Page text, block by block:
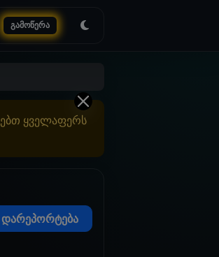
გამოწერა
ყველაფერს
დარეპორტება